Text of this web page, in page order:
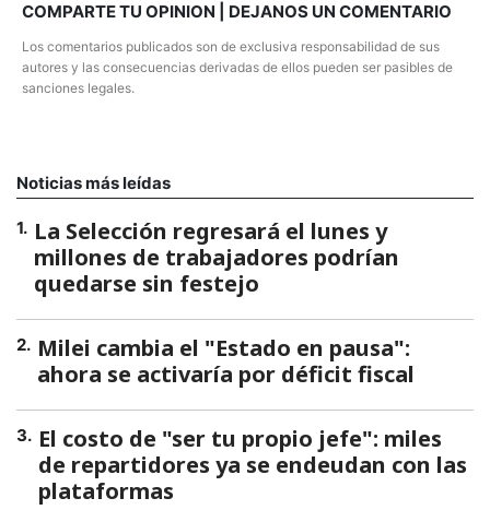
COMPARTE TU OPINION | DEJANOS UN COMENTARIO
Los comentarios publicados son de exclusiva responsabilidad de sus
autores y las consecuencias derivadas de ellos pueden ser pasibles de
sanciones legales.
Noticias más leídas
1. La Selección regresará el lunes y
millones de trabajadores podrían
quedarse sin festejo
2. Milei cambia el "Estado en pausa":
ahora se activaría por déficit fiscal
3. El costo de "ser tu propio jefe": miles
de repartidores ya se endeudan con las
plataformas